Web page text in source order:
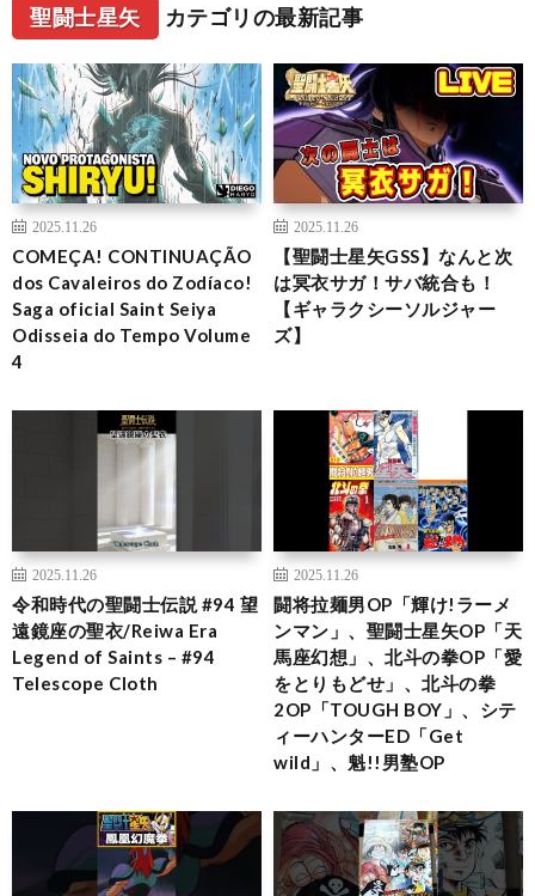
聖闘士星矢 カテゴリの最新記事
2025.11.26
COMEÇA! CONTINUAÇÃO
dos Cavaleiros do Zodíaco!
Saga oficial Saint Seiya
Odisseia do Tempo Volume
4
2025.11.26
【聖闘士星矢GSS】なんと次
は冥衣サガ！サバ統合も！
【ギャラクシーソルジャー
ズ】
2025.11.26
令和時代の聖闘士伝説 #94 望
遠鏡座の聖衣/Reiwa Era
Legend of Saints – #94
Telescope Cloth
2025.11.26
闘将拉麺男OP「輝け!ラーメ
ンマン」、聖闘士星矢OP「天
馬座幻想」、北斗の拳OP「愛
をとりもどせ」、北斗の拳
2OP「TOUGH BOY」、シテ
ィーハンターED「Get
wild」、魁!!男塾OP